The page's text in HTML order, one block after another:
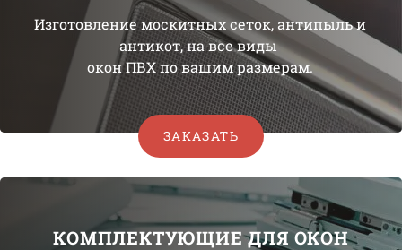
Изготовление москитных сеток, антипыль и
антикот,на все виды
окон ПВХ по вашим размерам.
ЗАКАЗАТЬ
КОМПЛЕКТУЮЩИЕ ДЛЯ ОКОН